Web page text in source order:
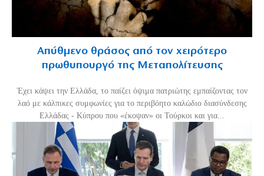
Απύθμενο θράσος από τον χειρότερο
πρωθυπουργό της Μεταπολίτευσης
Έχει κάψει την Ελλάδα, το παίζει όψιμα πατριώτης εμπαίζοντας τον
λαό με κάλπικες συμφωνίες για το περιβόητο καλώδιο διασύνδεσης
Ελλάδας - Κύπρου που «έκοψαν» οι Τούρκοι και για...